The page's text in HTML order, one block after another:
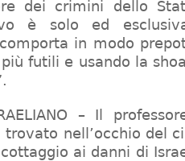
dei crimini dello
è solo ed
in modo
futili e usando la
– Il
trovato nell’occhio del
ai danni di